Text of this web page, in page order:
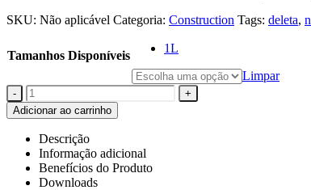
SKU: Não aplicável Categoria: Construction Tags: deleta,
Tamanhos Disponíveis
1L
Limpar
-
+
Adicionar ao carrinho
Descrição
Informação adicional
Benefícios do Produto
Downloads